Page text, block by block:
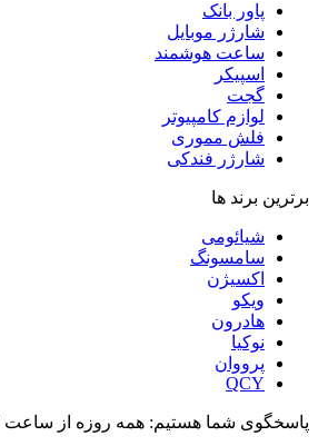
پاور بانک
شارژر موبایل
ساعت هوشمند
اسپیکر
گجت
لوازم کامپیوتر
فلش مموری
شارژر فندکی
برترین برند ها
شیائومی
سامسونگ
اکسیژن
ویکو
هادرون
نوکیا
پرووان
QCY
پاسخگوی شما هستیم: همه روزه از ساعت 9:30 تا 19:00